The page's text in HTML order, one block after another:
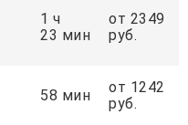
1 ч
23 мин
от 2349
руб.
58 мин
от 1242
руб.